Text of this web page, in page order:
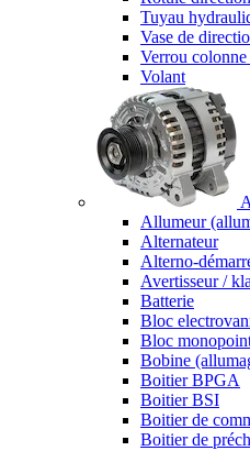
Tuyau
Vase de
Verrou
Volant
Allumeur
Alternateur
Alterno-
Avertisseur /
Batterie
Bloc
Bloc
Bobine
Boitier BPGA
Boitier BSI
Boitier de
Boitier de